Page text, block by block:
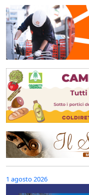
1 agosto 2026